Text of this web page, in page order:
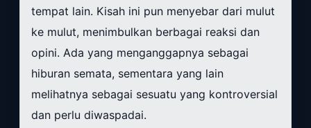
tempat lain. Kisah ini pun menyebar dari mulut
ke mulut, menimbulkan berbagai reaksi dan
opini. Ada yang menganggapnya sebagai
hiburan semata, sementara yang lain
melihatnya sebagai sesuatu yang kontroversial
dan perlu diwaspadai.